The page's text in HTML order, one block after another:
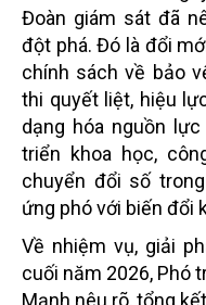
Đoàn giám sát đã
đột phá. Đó là đổi
chính sách về bảo
thi quyết liệt, hiệu
dạng hóa nguồn
triển khoa học,
chuyển đổi số
ứng phó với biến đổi
Về nhiệm vụ, giải
cuối năm 2026, Phó
Mạnh nêu rõ, tổng